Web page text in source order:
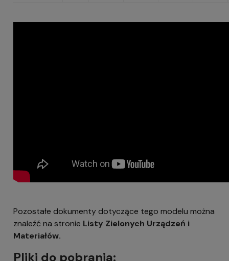
Pozostałe dokumenty dotyczące tego modelu można
znaleźć na stronie Listy Zielonych Urządzeń i
Materiałów.
Pliki do pobrania: